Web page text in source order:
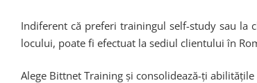
Indiferent că preferi trainingul self-study sau la
locului, poate fi efectuat la sediul clientului în
Alege Bittnet Training și consolidează-ți abilitățile